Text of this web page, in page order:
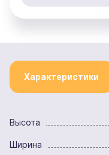
Характеристики
Высота
Ширина